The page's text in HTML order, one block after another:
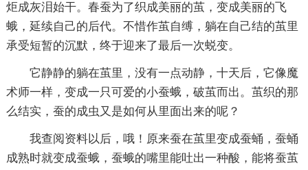
炬成灰泪始干。春蚕为了织成美丽的茧，变成美丽的飞
蛾，延续自己的后代。不惜作茧自缚，躺在自己结的茧里
承受短暂的沉默，终于迎来了最后一次蜕变。
它静静的躺在茧里，没有一点动静，十天后，它像魔
术师一样，变成一只可爱的小蚕蛾，破茧而出。茧织的那
么结实，蚕的成虫又是如何从里面出来的呢？
我查阅资料以后，哦！原来蚕在茧里变成蚕蛹，蚕蛹
成熟时就变成蚕蛾，蚕蛾的嘴里能吐出一种酸，能将蚕茧